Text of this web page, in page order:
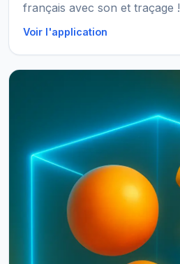
français avec son et traçage !
Voir l'application